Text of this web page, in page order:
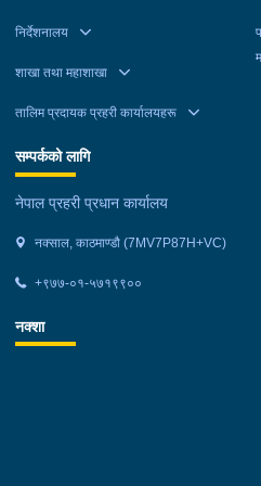
निर्देशनालय
शाखा तथा महाशाखा
तालिम प्रदायक प्रहरी कार्यालयहरू
सम्पर्कको लागि
नेपाल प्रहरी प्रधान कार्यालय
नक्साल, काठमाण्डौ (7MV7P87H+VC)
+९७७-०१-५७१९९००
नक्शा